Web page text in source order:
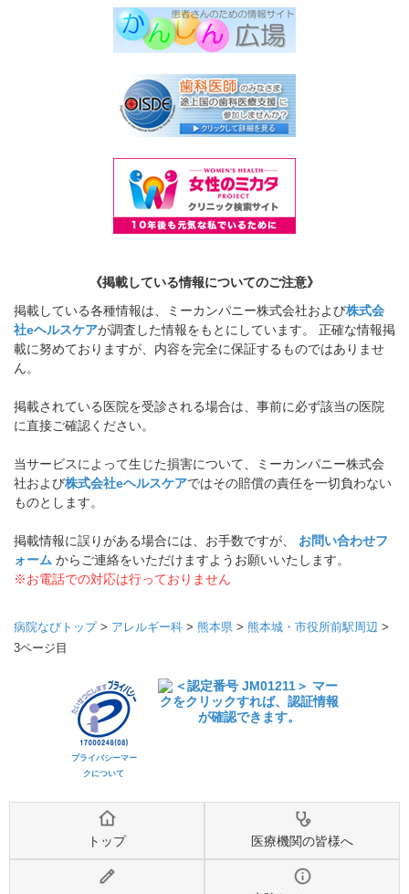
《掲載している情報についてのご注意》
掲載している各種情報は、ミーカンパニー株式会社および株式会
社eヘルスケアが調査した情報をもとにしています。 正確な情報掲
載に努めておりますが、内容を完全に保証するものではありませ
ん。
掲載されている医院を受診される場合は、事前に必ず該当の医院
に直接ご確認ください。
当サービスによって生じた損害について、ミーカンパニー株式会
社および株式会社eヘルスケアではその賠償の責任を一切負わない
ものとします。
掲載情報に誤りがある場合には、お手数ですが、 お問い合わせフ
ォーム からご連絡をいただけますようお願いいたします。
※お電話での対応は行っておりません
病院なびトップ> アレルギー科 > 熊本県 > 熊本城・市役所前駅周辺 >
3ページ目
プライバシーマー
クについて
トップ 医療機関の皆様へ